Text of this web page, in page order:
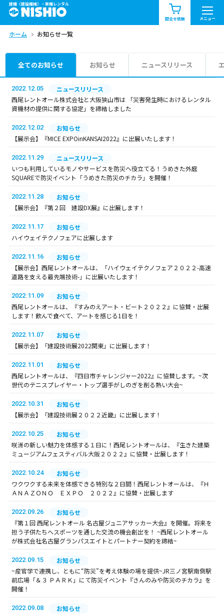
建機（建設機械）・重機レンタル
問合せ依頼 メニュー
商品一覧 お知らせ一覧
問合せ依頼リスト
エリア情報を見る
中部 関西
九州・沖縄（外部）
ホーム お知らせ一覧
全てのお知らせ お知らせ ニュースリリース
2022.12.05
ニュースリリース
西尾レントオール株式会社と大阪狭山市は 「災害発生時におけるレンタル
資機材の提供に関する協定」を締結しました
2022.12.02
お知らせ
【展示会】『MICE EXPOinKANSAI2022』に出展いたします！
2022.11.29
ニュースリリース
いつも利用しているモノやサービスを防災へ役立てる！うめきた外庭
SQUAREで防災イベント「うめきた防災のチカラ」を開催！
2022.11.28
お知らせ
【展示会】『第２回 建設DX展』に出展します！
2022.11.17
お知らせ
ハイウェイテクノフェアに出展します
2022.11.16
お知らせ
【展示会】西尾レントオールは、「ハイウェイテクノフェア２０２２-高速
道路を支える最先端技術-」に出展いたします！
2022.11.09
お知らせ
西尾レントオールは、『すみのえアート・ビート２０２２』に協賛・出展
します！飲んで食べて、アートを感じる1日を！
2022.11.07
お知らせ
【展示会】「建設技術展2022関東」に出展します！
2022.11.01
お知らせ
西尾レントオールは、『四日市チャレンジャー2022』に協賛します。~次
世代のテニスプレイヤー・トップ選手がしのぎを削る熱い大会~
2022.10.31
お知らせ
【展示会】「建設技術展２０２２近畿」に出展します！
2022.10.25
お知らせ
咲洲の新しい魅力を体感する１日に！西尾レントオールは、『生きた建築
ミュージアムフェスティバル大阪２０２２』に協賛・出展します！
2022.10.24
お知らせ
ワクワクする未来を体感できる特別な２日間！西尾レントオールは、『Ｈ
ＡＮＡＺＯＮＯ ＥＸＰＯ ２０２２』に協賛・出展します
2022.09.26
お知らせ
『第１回 西尾レントオール 名古屋ジュニアサッカー大会』を開催。将来を
担う子供たちへスポーツを通した交流の機会創出を！ ~西尾レントオール
が株式会社名古屋グランパスエイトとパートナー契約を締結~
2022.09.15
お知らせ
~産官学で連携し、ともに“防災”を考え体験の場を提供~JR三ノ宮駅南側駅
前広場「＆３ ＰＡＲＫ」にて防災イベント『さんのみや防災のチカラ』を
開催！
2022.09.08
お知らせ